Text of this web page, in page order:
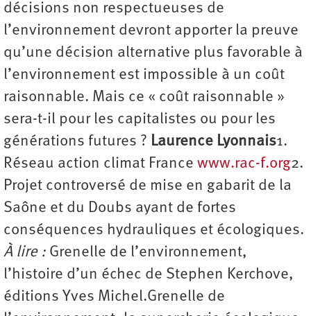
décisions non respectueuses de
l’environnement devront apporter la preuve
qu’une décision alternative plus favorable à
l’environnement est impossible à un coût
raisonnable. Mais ce « coût raisonnable »
sera-t-il pour les capitalistes ou pour les
générations futures ? Laurence Lyonnais1.
Réseau action climat France www.rac-f.org2.
Projet controversé de mise en gabarit de la
Saône et du Doubs ayant de fortes
conséquences hydrauliques et écologiques.
À lire : Grenelle de l’environnement,
l’histoire d’un échec de Stephen Kerchove,
éditions Yves Michel.Grenelle de